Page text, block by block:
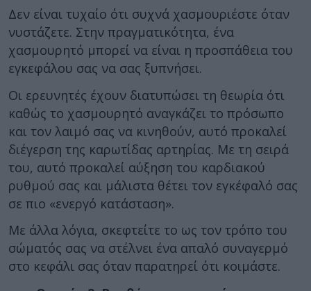
Δεν είναι τυχαίο ότι συχνά χασμουριέστε όταν
νυστάζετε. Στην πραγματικότητα, ένα
χασμουρητό μπορεί να είναι η προσπάθεια του
εγκεφάλου σας να σας ξυπνήσει.
Οι ερευνητές έχουν διατυπώσει τη θεωρία ότι
καθώς το χασμουρητό αναγκάζει το πρόσωπο
και τον λαιμό σας να κινηθούν, αυτό προκαλεί
διέγερση της καρωτίδας αρτηρίας. Με τη σειρά
του, αυτό προκαλεί αύξηση του καρδιακού
ρυθμού σας και μάλιστα θέτει τον εγκέφαλό σας
σε πιο «ενεργό κατάσταση».
Με άλλα λόγια, σκεφτείτε το ως τον τρόπο του
σώματός σας να στέλνει ένα απαλό συναγερμό
στο κεφάλι σας όταν παρατηρεί ότι κοιμάστε.